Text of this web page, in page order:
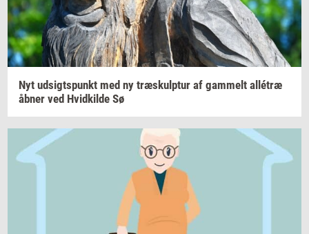
Nyt ud­sigts­punkt med ny træskul­p­tur af gam­melt allétræ
åbner ved Hvid­kil­de Sø